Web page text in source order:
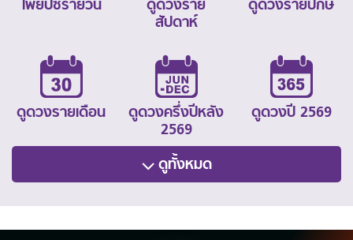
ไพ่ยิปซีรายวัน
ดูดวงราย
สัปดาห์
ดูดวงรายปักษ์
ดูดวงรายเดือน
ดูดวงครึ่งปีหลัง
2569
ดูดวงปี 2569
ดูทั้งหมด